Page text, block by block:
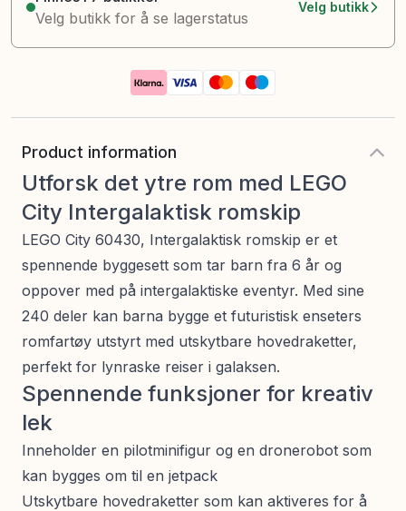
Velg butikk for å se lagerstatus
Velg butikk
Product information
Utforsk det ytre rom med LEGO
City Intergalaktisk romskip
LEGO City 60430, Intergalaktisk romskip er et
spennende byggesett som tar barn fra 6 år og
oppover med på intergalaktiske eventyr. Med sine
240 deler kan barna bygge et futuristisk enseters
romfartøy utstyrt med utskytbare hovedraketter,
perfekt for lynraske reiser i galaksen.
Spennende funksjoner for kreativ
lek
Inneholder en pilotminifigur og en dronerobot som
kan bygges om til en jetpack
Utskytbare hovedraketter som kan aktiveres for å